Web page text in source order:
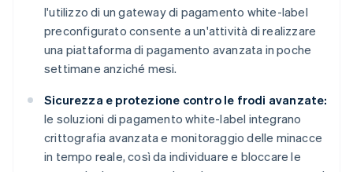
l'utilizzo di un gateway di pagamento white-label
preconfigurato consente a un'attività di realizzare
una piattaforma di pagamento avanzata in poche
settimane anziché mesi.
Sicurezza e protezione contro le frodi avanzate:
le soluzioni di pagamento white-label integrano
crittografia avanzata e monitoraggio delle minacce
in tempo reale, così da individuare e bloccare le